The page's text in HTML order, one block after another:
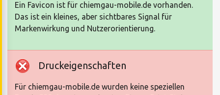
Ein Favicon ist für chiemgau-mobile.de vorhanden.
Das ist ein kleines, aber sichtbares Signal für
Markenwirkung und Nutzerorientierung.
Druckeigenschaften
Für chiemgau-mobile.de wurden keine speziellen